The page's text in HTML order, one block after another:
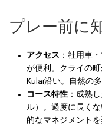
プレー前に
アクセス ：社用車
が便利。クライの
Kulai沿い。自然の
コース特性 ：成熟
ル）。過度に長く
的なマネジメントを